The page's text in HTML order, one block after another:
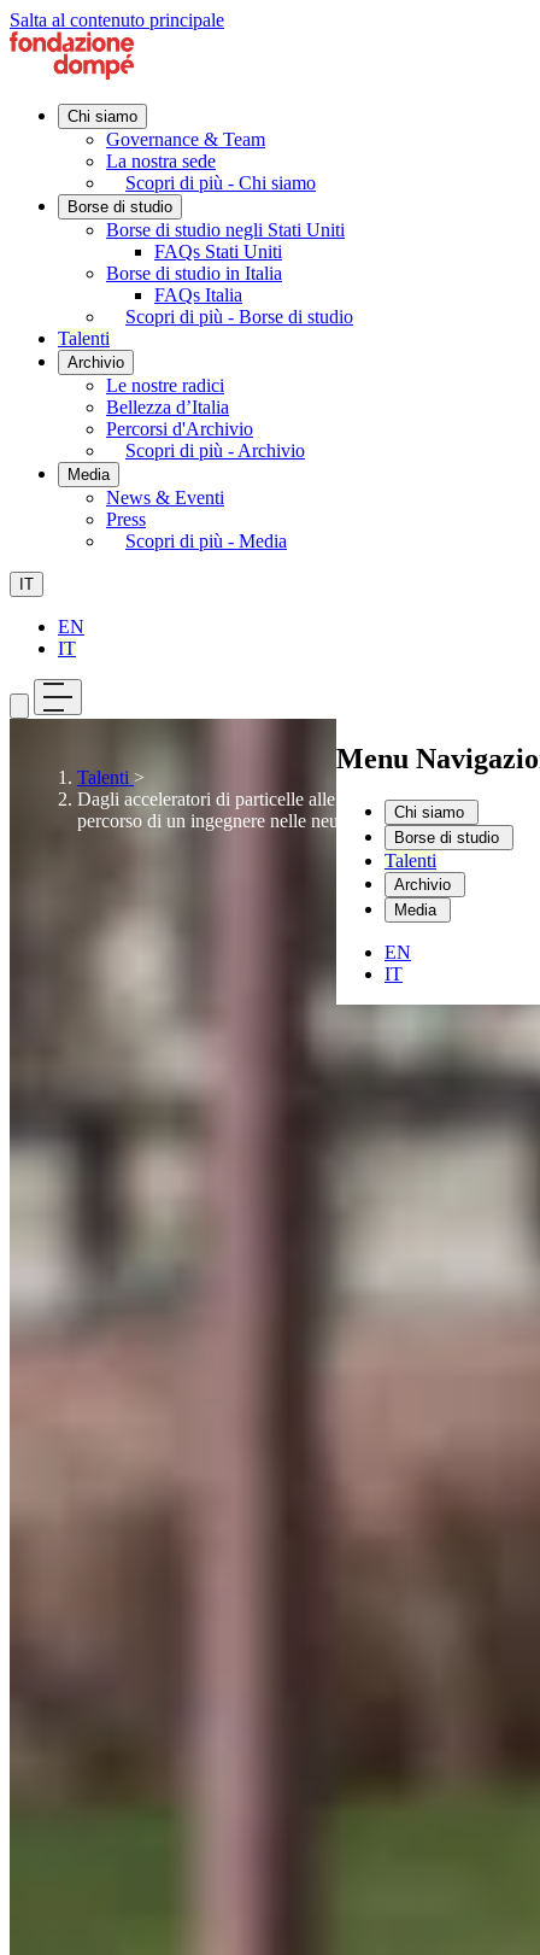
Salta al contenuto principale
Chi siamo
Governance & Team
La nostra sede
Scopri di più - Chi siamo
Borse di studio
Borse di studio negli Stati Uniti
FAQs Stati Uniti
Borse di studio in Italia
FAQs Italia
Scopri di più - Borse di studio
Talenti
Archivio
Le nostre radici
Bellezza d’Italia
Percorsi d'Archivio
Scopri di più - Archivio
Media
News & Eventi
Press
Scopri di più - Media
IT
EN
IT
Menu
Chi siamo
Borse di studio
Talenti
Archivio
Media
EN
IT
Talenti >
Dagli acceleratori di particelle alle onde cerebrali: il
percorso di un ingegnere nelle neuroscienze